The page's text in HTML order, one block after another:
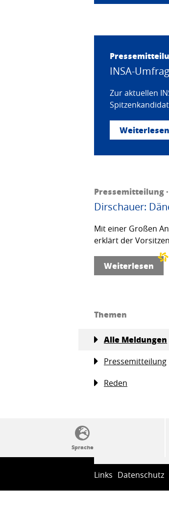
INSA-
Zur aktuellen
Weiterlesen
Pressemitteilung ·
Dirschauer:
Mit einer Großen
erklärt der
Weiterlesen
Themen
Alle Meldungen
Pressemitteilung
Reden
Links Datenschutz